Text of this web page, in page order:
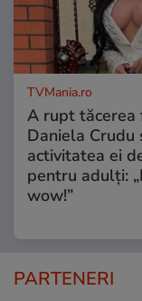
TVMania.ro
A rupt tăcerea
Daniela
activitatea ei
pentru adulți:
wow!”
PARTENERI